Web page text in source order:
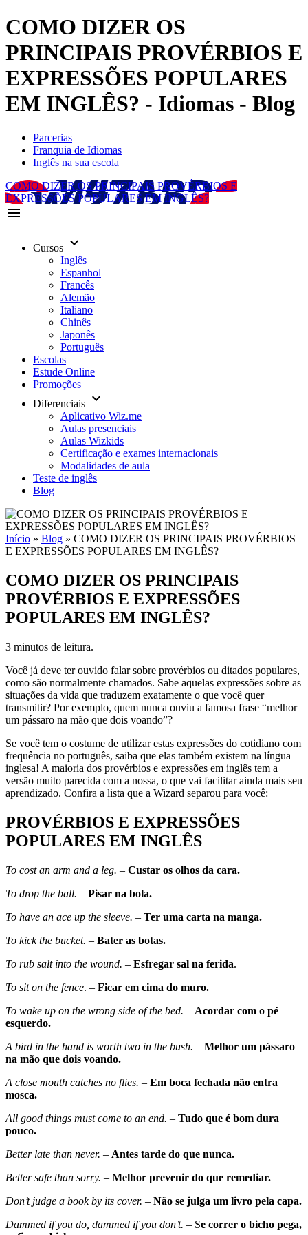
COMO DIZER OS
PRINCIPAIS PROVÉRBIOS E
EXPRESSÕES POPULARES
EM INGLÊS? - Idiomas - Blog
Parcerias
Franquia de Idiomas
Inglês na sua escola
COMO DIZER OS PRINCIPAIS PROVÉRBIOS E
EXPRESSÕES POPULARES EM INGLÊS?
menu
Cursos keyboard_arrow_down
Inglês
Espanhol
Francês
Alemão
Italiano
Chinês
Japonês
Português
Escolas
Estude Online
Promoções
Diferenciais keyboard_arrow_down
Aplicativo Wiz.me
Aulas presenciais
Aulas Wizkids
Certificação e exames internacionais
Modalidades de aula
Teste de inglês
Blog
Início » Blog » COMO DIZER OS PRINCIPAIS PROVÉRBIOS
E EXPRESSÕES POPULARES EM INGLÊS?
COMO DIZER OS PRINCIPAIS
PROVÉRBIOS E EXPRESSÕES
POPULARES EM INGLÊS?
3 minutos de leitura.
Você já deve ter ouvido falar sobre provérbios ou ditados populares,
como são normalmente chamados. Sabe aquelas expressões sobre as
situações da vida que traduzem exatamente o que você quer
transmitir? Por exemplo, quem nunca ouviu a famosa frase “melhor
um pássaro na mão que dois voando”?
Se você tem o costume de utilizar estas expressões do cotidiano com
frequência no português, saiba que elas também existem na língua
inglesa! A maioria dos provérbios e expressões em inglês tem a
versão muito parecida com a nossa, o que vai facilitar ainda mais seu
aprendizado. Confira a lista que a Wizard separou para você:
PROVÉRBIOS E EXPRESSÕES
POPULARES EM INGLÊS
To cost an arm and a leg. – Custar os olhos da cara.
To drop the ball. – Pisar na bola.
To have an ace up the sleeve. – Ter uma carta na manga.
To kick the bucket. – Bater as botas.
To rub salt into the wound. – Esfregar sal na ferida.
To sit on the fence. – Ficar em cima do muro.
To wake up on the wrong side of the bed. – Acordar com o pé
esquerdo.
A bird in the hand is worth two in the bush. – Melhor um pássaro
na mão que dois voando.
A close mouth catches no flies. – Em boca fechada não entra
mosca.
All good things must come to an end. – Tudo que é bom dura
pouco.
Better late than never. – Antes tarde do que nunca.
Better safe than sorry. – Melhor prevenir do que remediar.
Don’t judge a book by its cover. – Não se julga um livro pela capa.
Dammed if you do, dammed if you don’t. – Se correr o bicho pega,